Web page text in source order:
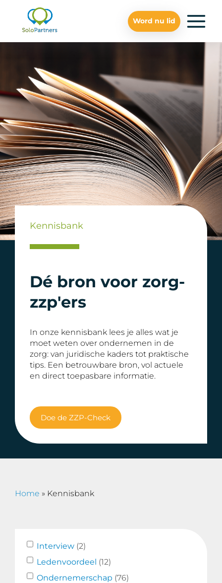
Word nu lid
Kennisbank
Dé bron voor zorg-
zzp'ers
In onze kennisbank lees je alles wat je
moet weten over ondernemen in de
zorg: van juridische kaders tot praktische
tips. Een betrouwbare bron, vol actuele
en direct toepasbare informatie.
Doe de ZZP-Check
Home » Kennisbank
Interview (2)
Ledenvoordeel (12)
Ondernemerschap (76)